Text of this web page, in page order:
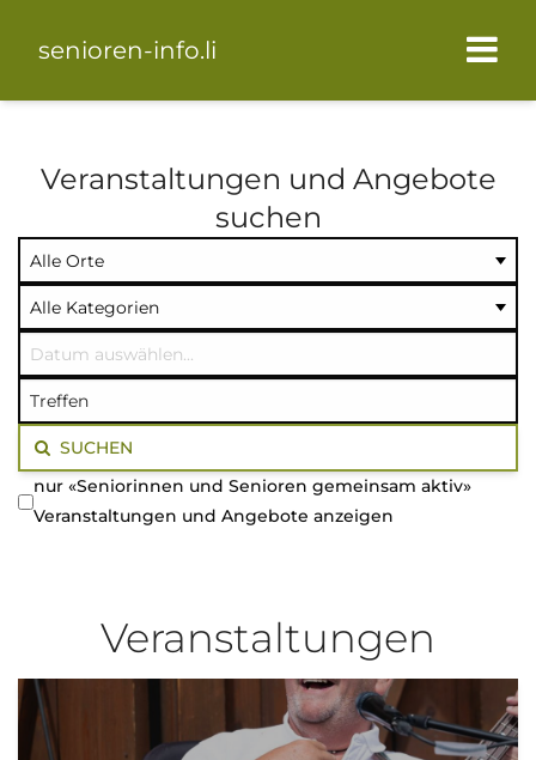
senioren-info.li
Veranstaltungen und Angebote
suchen
auswählen
auswählen
auswählen
Volltextsuche
SUCHEN
nur «Seniorinnen und Senioren gemeinsam aktiv»
Veranstaltungen und Angebote anzeigen
Veranstaltungen